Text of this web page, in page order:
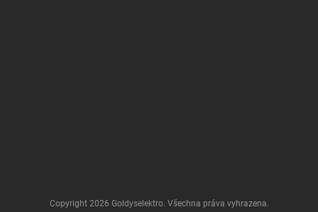
Copyright 2026 Goldyselektro. Všechna práva vyhrazena.